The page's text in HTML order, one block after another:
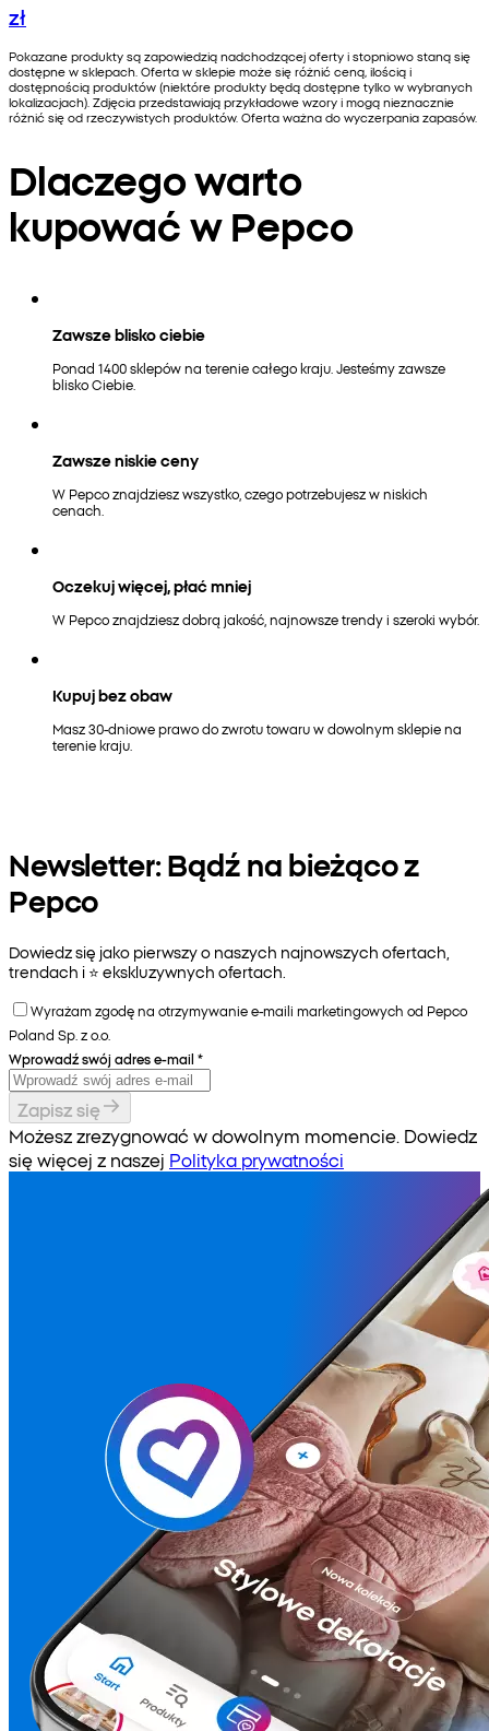
zł
Pokazane produkty są zapowiedzią nadchodzącej oferty i stopniowo staną się
dostępne w sklepach. Oferta w sklepie może się różnić ceną, ilością i
dostępnością produktów (niektóre produkty będą dostępne tylko w wybranych
lokalizacjach). Zdjęcia przedstawiają przykładowe wzory i mogą nieznacznie
różnić się od rzeczywistych produktów. Oferta ważna do wyczerpania zapasów.
Dlaczego warto
kupować w Pepco
Zawsze blisko ciebie
Ponad 1400 sklepów na terenie całego kraju. Jesteśmy zawsze
blisko Ciebie.
Zawsze niskie ceny
W Pepco znajdziesz wszystko, czego potrzebujesz w niskich
cenach.
Oczekuj więcej, płać mniej
W Pepco znajdziesz dobrą jakość, najnowsze trendy i szeroki wybór.
Kupuj bez obaw
Masz 30-dniowe prawo do zwrotu towaru w dowolnym sklepie na
terenie kraju.
Newsletter: Bądź na bieżąco z
Pepco
Dowiedz się jako pierwszy o naszych najnowszych ofertach,
trendach i ⭐️ ekskluzywnych ofertach.
Wyrażam zgodę na otrzymywanie e-maili marketingowych od Pepco
Poland Sp. z o.o.
Wprowadź swój adres e-mail *
Zapisz się
Możesz zrezygnować w dowolnym momencie. Dowiedz
się więcej z naszej Polityka prywatności